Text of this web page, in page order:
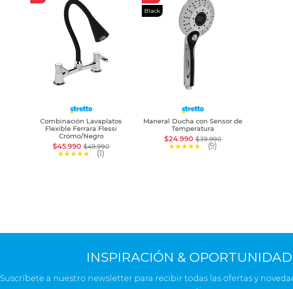
Combinación Lavaplatos
Flexible Ferrara Flessi
Cromo/Negro
$45.990 $49.990
(1)
Black
Maneral Ducha con Sensor de
Temperatura
$24.990$39.990
(9)
INSPIRACIÓN & OPORTUNIDAD
Suscríbete a nuestro newsletter para recibir todas las ofertas y